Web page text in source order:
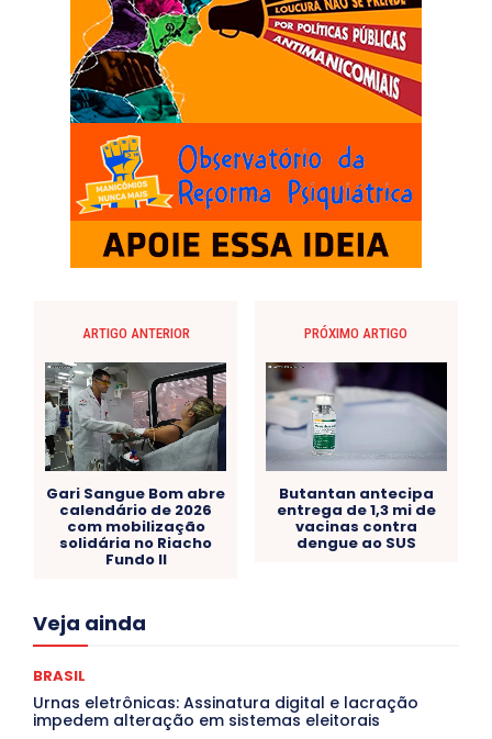
ARTIGO ANTERIOR
Gari Sangue Bom abre
calendário de 2026
com mobilização
solidária no Riacho
Fundo II
PRÓXIMO ARTIGO
Butantan antecipa
entrega de 1,3 mi de
vacinas contra
dengue ao SUS
Veja ainda
Acre
Congressuanas & Esplanadumas
Covid-19
Crônica Política Crônicas
CULTURA
Cultura e Tal
DANÇA Dengue
Denuncia
DESTAQUE BRASIL
DESTAQUE DF DESTAQUE SAÚDE
BRASIL
Urnas eletrônicas: Assinatura digital e lacração
impedem alteração em sistemas eleitorais